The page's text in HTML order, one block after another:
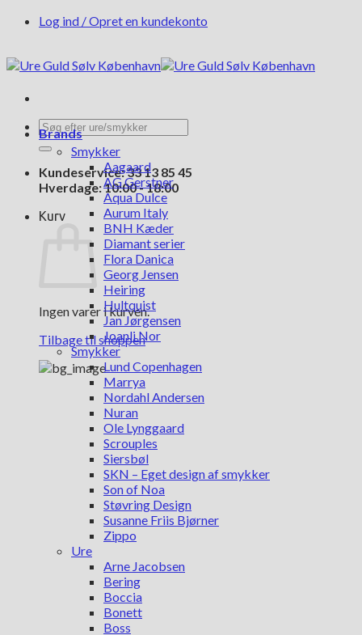
FortsætLog ind / Opret en kundekonto
Søg
efter:
Kundeservice: 33 13 85 45
Hverdage: 10:00 - 18:00
Kurv
Ingen varer i kurven.
Tilbage til shoppen
Brands
Smykker
Aagaard
AG Gerstner
Aqua Dulce
Aurum Italy
BNH Kæder
Diamant serier
Flora Danica
Georg Jensen
Heiring
Hultquist
Jan Jørgensen
Joanli Nor
Smykker
Lund Copenhagen
Marrya
Nordahl Andersen
Nuran
Ole Lynggaard
Scrouples
Siersbøl
SKN – Eget design af smykker
Son of Noa
Støvring Design
Susanne Friis Bjørner
Zippo
Ure
Arne Jacobsen
Bering
Boccia
Bonett
Boss